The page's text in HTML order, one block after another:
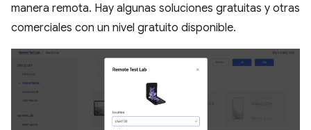
manera remota. Hay algunas soluciones gratuitas y otras
comerciales con un nivel gratuito disponible.